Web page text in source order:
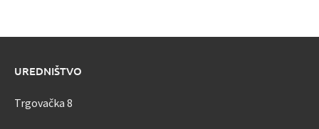
UREDNIŠTVO
Trgovačka 8